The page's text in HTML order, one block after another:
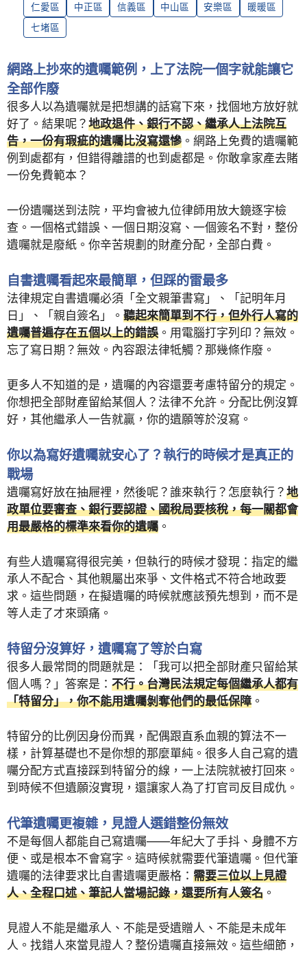
仁愛區 中正區 信義區 中山區 安樂區
暖暖區
七堵區
網路上抄來的遺囑範例，上了法院一個字就能讓它
全部作廢
很多人以為遺囑就是把想講的話寫下來，找個地方放好就
好了。結果呢？ 地政退件、銀行不認、繼承人上法院互
告，一份有瑕疵的遺囑比沒寫還慘 。網路上免費的遺囑範
例到處都有，但錯得離譜的也到處都是。你敢拿家產去賭
一份免費範本？
一份遺囑送到法院，平均會被九位律師用放大鏡逐字檢
查。一個格式錯誤、一個日期沒寫、一個簽名不對，整份
遺囑就是廢紙。你辛苦規劃的財產分配，全部白費。
自書遺囑看起來最簡單，但踩的雷最多
法律規定自書遺囑必須「全文親筆書寫」、「記明年月
日」、「親自簽名」。 聽起來簡單到不行，但外行人寫的
遺囑普遍存在五個以上的錯誤 。用電腦打字列印？無效。
忘了寫日期？無效。內容跟法律牴觸？那幾條作廢。
更多人不知道的是，遺囑的內容還要考慮特留分的規定。
你想把全部財產留給某個人？法律不允許。分配比例沒算
好，其他繼承人一告就贏，你的遺願等於沒寫。
你以為寫好遺囑就安心了？執行的時候才是真正的
戰場
遺囑寫好放在抽屜裡，然後呢？誰來執行？怎麼執行？ 地
政單位要審查、銀行要認證、國稅局要核稅，每一關都會
用最嚴格的標準來看你的遺囑 。
有些人遺囑寫得很完美，但執行的時候才發現：指定的繼
承人不配合、其他親屬出來爭、文件格式不符合地政要
求。這些問題，在擬遺囑的時候就應該預先想到，而不是
等人走了才來頭痛。
特留分沒算好，遺囑寫了等於白寫
很多人最常問的問題就是：「我可以把全部財產只留給某
個人嗎？」答案是： 不行。台灣民法規定每個繼承人都有
「特留分」，你不能用遺囑剝奪他們的最低保障 。
特留分的比例因身份而異，配偶跟直系血親的算法不一
樣，計算基礎也不是你想的那麼單純。很多人自己寫的遺
囑分配方式直接踩到特留分的線，一上法院就被打回來。
到時候不但遺願沒實現，還讓家人為了打官司反目成仇。
代筆遺囑更複雜，見證人選錯整份無效
不是每個人都能自己寫遺囑——年紀大了手抖、身體不方
便、或是根本不會寫字。這時候就需要代筆遺囑。但代筆
遺囑的法律要求比自書遺囑更嚴格： 需要三位以上見證
人、全程口述、筆記人當場記錄，還要所有人簽名 。
見證人不能是繼承人、不能是受遺贈人、不能是未成年
人。找錯人來當見證人？整份遺囑直接無效。這些細節，